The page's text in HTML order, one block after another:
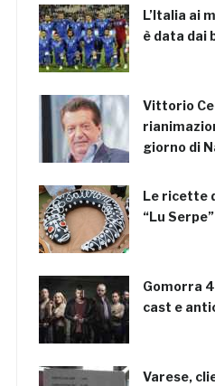
L’Italia ai
è data dai
Vittorio
giorno di
Le ricette
“Lu
Gomorra
cast e
Varese,